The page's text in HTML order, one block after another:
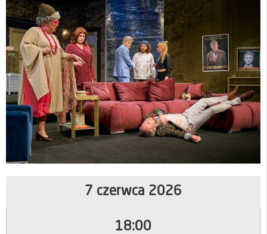
7 czerwca 2026
18:00